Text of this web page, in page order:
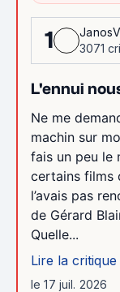
1
3071
L'ennui
Ne me
machin sur
fais un peu le
certains films
l’avais pas
de Gérard
Quelle...
Lire la critique
le 17 juil. 2026